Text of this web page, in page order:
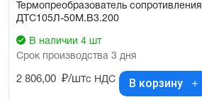
Термопреобразователь сопротивления
ДТС105Л-50М.В3.200
В наличии 4 шт
Срок производства 3 дня
2 806,00 ₽/штс НДС В корзину